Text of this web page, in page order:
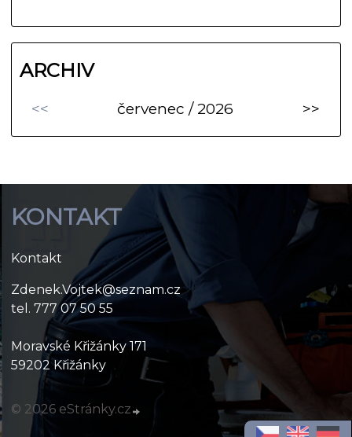
ARCHIV
<< červenec / 2026 >>
KONTAKT
Kontakt
Zdenek.Vojtek@seznam.cz
tel. 777 07 50 55
Moravské Křižánky 171
59202 Křižánky
© 2026 eStránky.cz